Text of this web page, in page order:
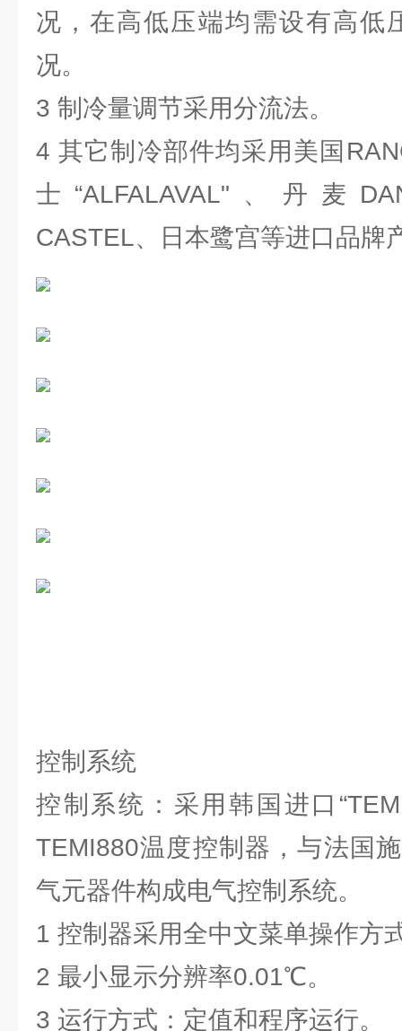
况，在高低压端均需设有高低
况。
3 制冷量调节采用分流法。
4 其它制冷部件均采用美国
士“ALFALAVAL"、丹麦
CASTEL、日本鹭宫等进口品牌
控制系统
控制系统：采用韩国进口
TEMI880温度控制器，与法国
气元器件构成电气控制系统。
1 控制器采用全中文菜单操作方
2 最小显示分辨率0.01℃。
3 运行方式：定值和程序运行。